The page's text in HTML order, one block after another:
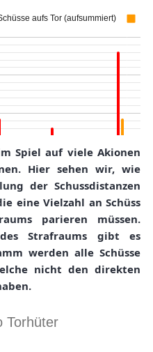
Spiel auf viele Akionen
Hier sehen wir, wie
der Schussdistanzen
eine Vielzahl an Schüss
parieren müssen.
Strafraums gibt es
werden alle Schüsse
nicht den direkten